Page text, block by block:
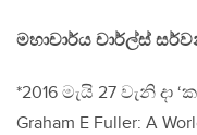
මහාචාර්ය චාර්ල්ස්
*2016 මැයි 27 වැනි දා
Graham E Fuller: A